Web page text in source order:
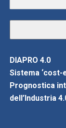
DIAPRO 4.0
Sistema
Prognostica
dell’Industria